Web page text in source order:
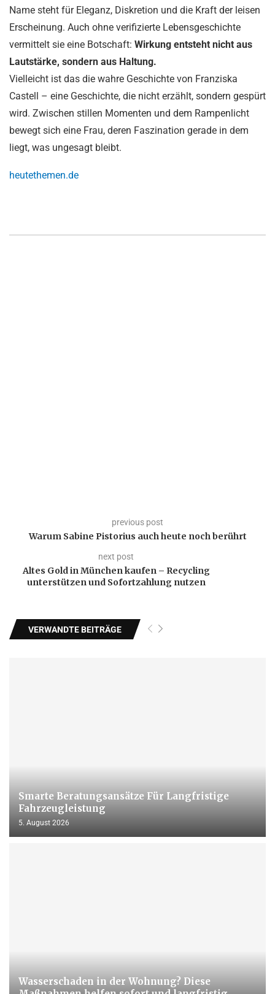
Name steht für Eleganz, Diskretion und die Kraft der leisen
Erscheinung. Auch ohne verifizierte Lebensgeschichte
vermittelt sie eine Botschaft: Wirkung entsteht nicht aus
Lautstärke, sondern aus Haltung.
Vielleicht ist das die wahre Geschichte von Franziska
Castell – eine Geschichte, die nicht erzählt, sondern gespürt
wird. Zwischen stillen Momenten und dem Rampenlicht
bewegt sich eine Frau, deren Faszination gerade in dem
liegt, was ungesagt bleibt.
heutethemen.de
previous post
Warum Sabine Pistorius auch heute noch berührt
next post
Altes Gold in München kaufen – Recycling
unterstützen und Sofortzahlung nutzen
VERWANDTE BEITRÄGE
Smarte Beratungsansätze Für Langfristige
Fahrzeugleistung
5. August 2026
Wasserschaden in der Wohnung? Diese